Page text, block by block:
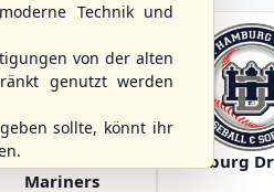
Baltic
Mariners
Hamburg
Technik und
von der alten
genutzt werden
sollte, könnt ihr